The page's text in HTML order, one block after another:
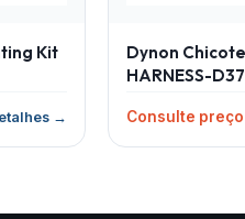
Kit
→
Dynon
HARNESS-D37
Consulte preço